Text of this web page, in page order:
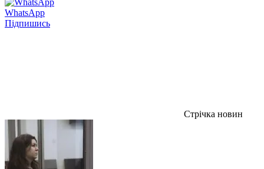
WhatsApp
Підпишись
Стрічка новин